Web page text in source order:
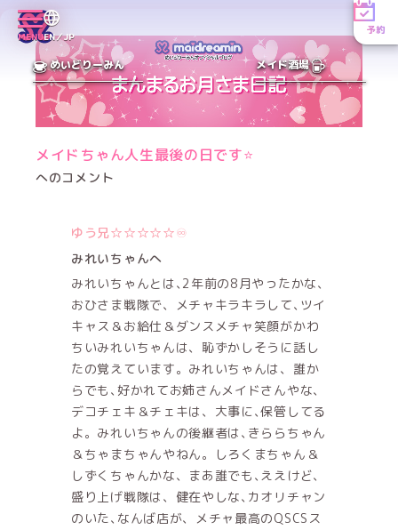
MENUEN／JP
予約
めいどりーみん メイド酒場
メイドちゃん人生最後の日です⭐
へのコメント
ゆう兄☆☆☆☆☆♾️
みれいちゃんへ
みれいちゃんとは､2年前の8月やったかな､
おひさま戦隊で、メチャキラキラして､ツイ
キャス＆お給仕＆ダンスメチャ笑顔がかわ
ちいみれいちゃんは、恥ずかしそうに話し
たの覚えています。みれいちゃんは、誰か
らでも､好かれてお姉さんメイドさんやな、
デコチェキ＆チェキは、大事に､保管してる
よ。みれいちゃんの後継者は､きららちゃん
＆ちゃまちゃんやねん。しろくまちゃん＆
しずくちゃんかな、まあ誰でも､ええけど、
盛り上げ戦隊は、健在やしな､カオリチャン
のいた､なんば店が、メチャ最高のQSCSス